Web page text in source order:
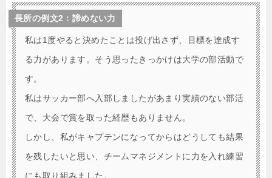
長所の例文2：諦めない力
私は1度やると決めたことは投げ出さず、目標を達成す
る力があります。そう思ったきっかけは大学の部活動で
す。
私はサッカー部へ入部しましたがあまり実績のない部活
で、大会で賞を取った経歴もありません。
しかし、私がキャプテンになってからはどうしても結果
を残したいと思い、チームマネジメントに力を入れ練習
にも取り組みました。